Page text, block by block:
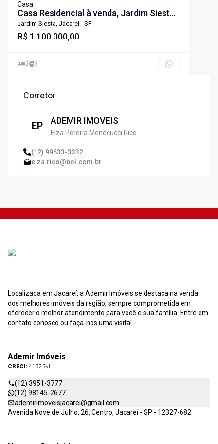
Casa
Casa Residencial à venda, Jardim Siesta,
Jacareí - CA1492.
Jardim Siesta, Jacareí - SP
R$ 1.100.000,00
2 3
Corretor
EP ADEMIR IMOVEIS
Elza Pereira Menecucci Rico
(12) 99633-3332
elza.rico@bol.com.br
Localizada em Jacareí, a Ademir Imóveis se destaca na venda
dos melhores imóveis da região, sempre comprometida em
oferecer o melhor atendimento para você e sua família. Entre em
contato conosco ou faça-nos uma visita!
Ademir Imóveis
CRECI: 41525-J
(12) 3951-3777
(12) 98145-2677
ademirimoveisjacarei@gmail.com
Avenida Nove de Julho, 26, Centro, Jacareí - SP - 12327-682